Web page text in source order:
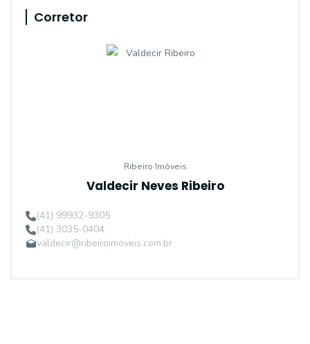
Corretor
Ribeiro Imóveis
Valdecir Neves Ribeiro
(41) 99932-9305
(41) 3035-0404
valdecir@ribeiroimoveis.com.br